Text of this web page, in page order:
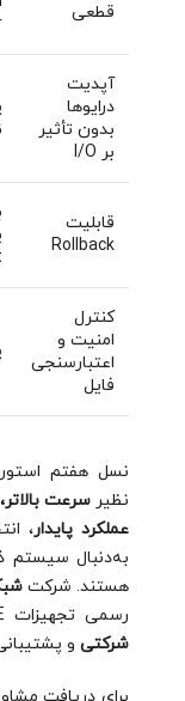
قطعی
آپدیت
درایوها
بدون تأثیر
بر I/O
قابلیت
Rollback
کنترل
امنیت و
اعتبارسنجی
فایل
نظیرسرعت
عملکرد پایدار،
به‌دنبال سیستم
هستند. شرکت
رسمی تجهیزات HPE، این محصولات را با
شرکتی و